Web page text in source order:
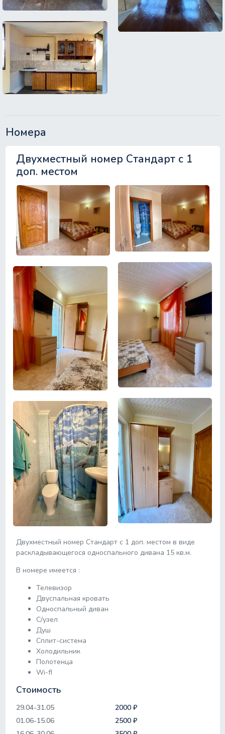
Номера
Двухместный номер Стандарт с 1
доп. местом
Двухместный номер Стандарт с 1 доп. местом в виде
раскладывающегося односпального дивана 15 кв.м.
В номере имеется :
Телевизор
Двуспальная кровать
Односпальный диван
С/узел
Душ
Сплит-система
Холодильник
Полотенца
Wi-fI
Стоимость
29.04-31.05
2000 ₽
01.06-15.06
2500 ₽